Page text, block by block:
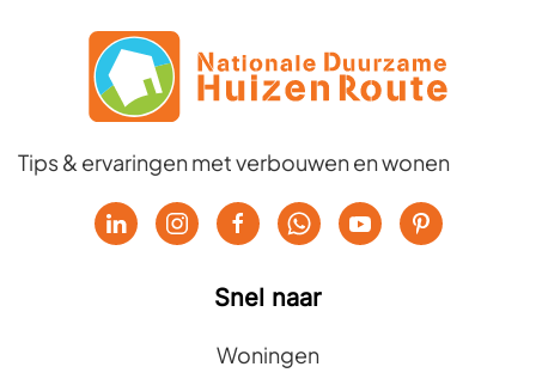
Tips & ervaringen met verbouwen en wonen
Snel naar
Woningen